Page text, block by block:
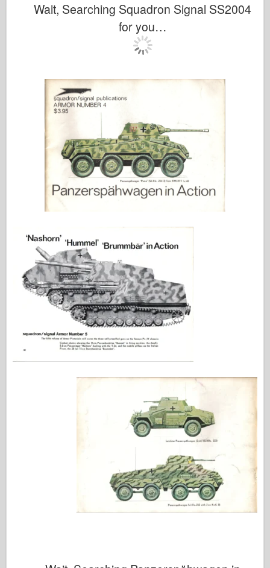
Icm
Tamiya
Tristar
Trumpetare
Zvezda
Album-Foton
Gå runt
Böcker
Kontakta
le Föra journal över
Satserna
Wait, Searching Squadron Signal SS2004
for you…